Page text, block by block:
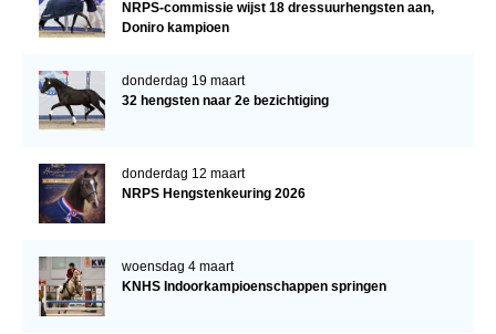
NRPS-commissie wijst 18 dressuurhengsten aan,
Doniro kampioen
donderdag 19 maart
32 hengsten naar 2e bezichtiging
donderdag 12 maart
NRPS Hengstenkeuring 2026
woensdag 4 maart
KNHS Indoorkampioenschappen springen